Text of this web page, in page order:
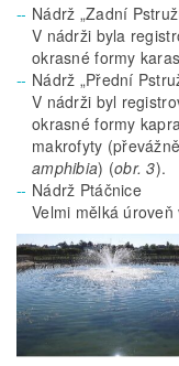
Nádrž „Zadní
V nádrži byla
okrasné formy
Nádrž „Přední
V nádrži byl
okrasné formy
makrofyty
amphibia) (obr. 3).
Nádrž Ptáčnice
Velmi mělká